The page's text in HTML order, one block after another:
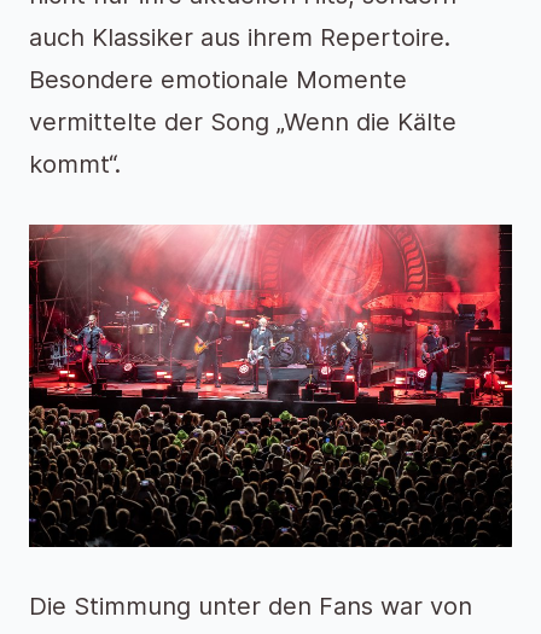
auch Klassiker aus ihrem Repertoire.
Besondere emotionale Momente
vermittelte der Song „Wenn die Kälte
kommt“.
Die Stimmung unter den Fans war von